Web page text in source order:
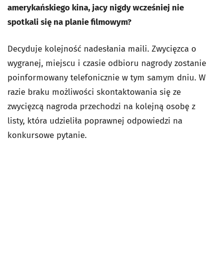
amerykańskiego kina, jacy nigdy wcześniej nie
spotkali się na planie filmowym?
Decyduje kolejność nadesłania maili. Zwycięzca o
wygranej, miejscu i czasie odbioru nagrody zostanie
poinformowany telefonicznie w tym samym dniu. W
razie braku możliwości skontaktowania się ze
zwycięzcą nagroda przechodzi na kolejną osobę z
listy, która udzieliła poprawnej odpowiedzi na
konkursowe pytanie.